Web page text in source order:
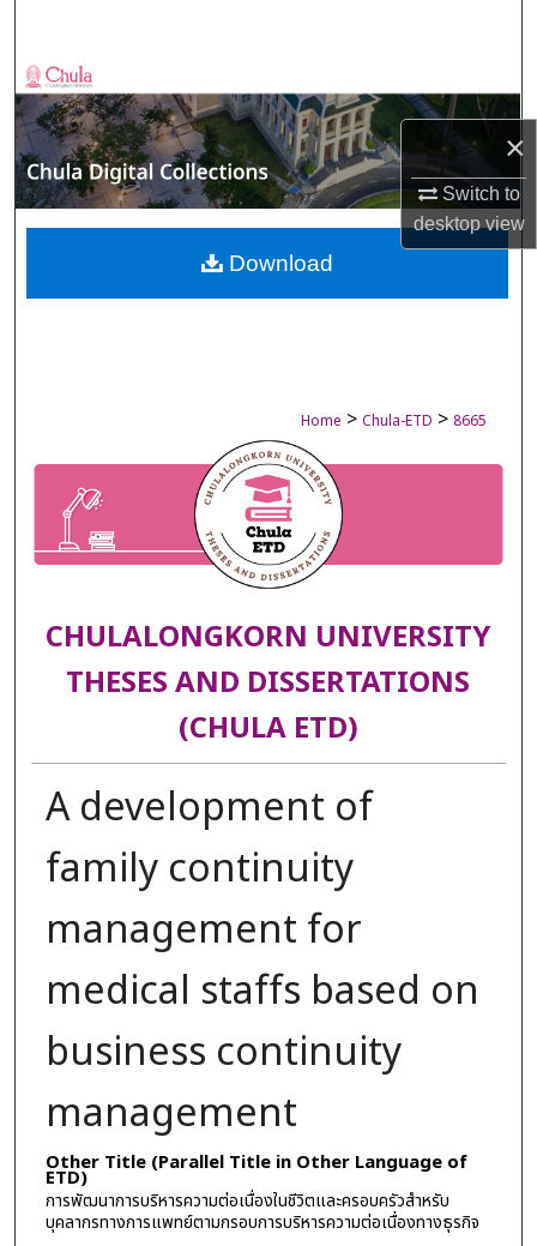
×
Switch to
desktopview
Browse Collections
My Account
About
Digital Commons Network™
Home > Chula-ETD > 8665
CHULALONGKORN UNIVERSITY
THESES AND DISSERTATIONS
(CHULA ETD)
A development of
family continuity
management for
medical staffs based on
business continuity
management
Other Title (Parallel Title in Other Language of
ETD)
การพัฒนาการบริหารความต่อเนื่องในชีวิตและครอบครัวสำหรับ
บุคลากรทางการแพทย์ตามกรอบการบริหารความต่อเนื่องทางธุรกิจ
Download